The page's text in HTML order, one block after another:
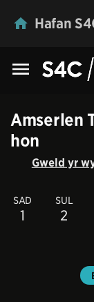
Hafan
Amserlen
hon
Gweld yr
SAD
1
SUL
2